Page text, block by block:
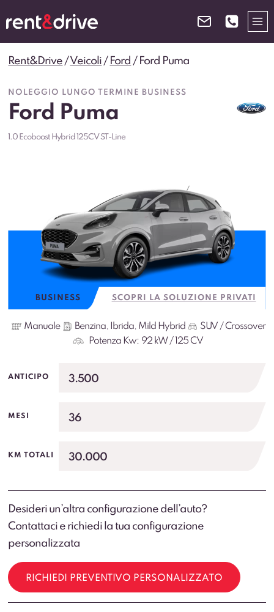
al
contenuto
Rent&Drive /Veicoli / Ford / Ford Puma
NOLEGGIO LUNGO TERMINE BUSINESS
Ford Puma
1.0 Ecoboost Hybrid 125CV ST-Line
BUSINESS SCOPRI LA SOLUZIONE PRIVATI
Manuale Benzina, Ibrida, Mild Hybrid
SUV / Crossover
Potenza Kw: 92 kW / 125 CV
ANTICIPO 3.500
MESI 36
KM TOTALI 30.000
Desideri un’altra configurazione dell’auto?
Contattaci e richiedi la tua configurazione
personalizzata
RICHIEDI PREVENTIVO PERSONALIZZATO